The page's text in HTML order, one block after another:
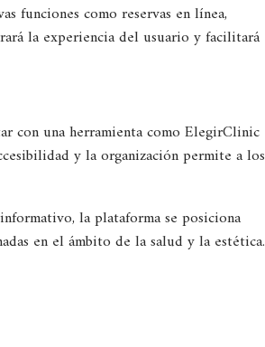
funciones como reservas en línea,
la experiencia del usuario y facilitará
con una herramienta como ElegirClinic
y la organización permite a los
la plataforma se posiciona
en el ámbito de la salud y la estética.